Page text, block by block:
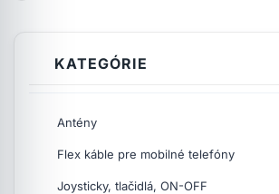
KATEGÓRIE
Antény
Flex káble pre mobilné telefóny
Joysticky, tlačidlá, ON-OFF